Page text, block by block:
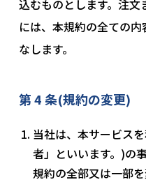
込むものとします。注
には、本規約の全ての
なします。
第 4 条(規約の変更)
当社は、本サービス
者」といいます。)の
規約の全部又は一部